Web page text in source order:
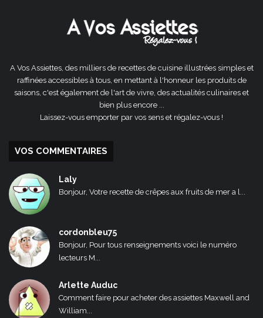
A Vos Assiettes, des milliers de recettes de cuisine illustrées simples et
raffinées accessibles à tous, en mettant à l'honneur les produits de
saisons, c'est également de l'art de vivre, des actualités culinaires et
bien plus encore ...
Laissez-vous emporter par vos sens et régalez-vous !
VOS COMMENTAIRES
Laly
Bonjour, Votre recette de crêpes aux fruits de mer a l...
cordonbleu75
Bonjour, Pour tous renseignements voici le numéro
lecteurs M...
Arlette Auduc
Comment faire pour acheter des assiettes Maxwell and
William...